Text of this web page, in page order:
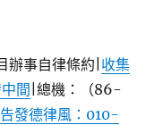
辦事自律條約| 收集
間 |總機：（86-
發德律風：010-